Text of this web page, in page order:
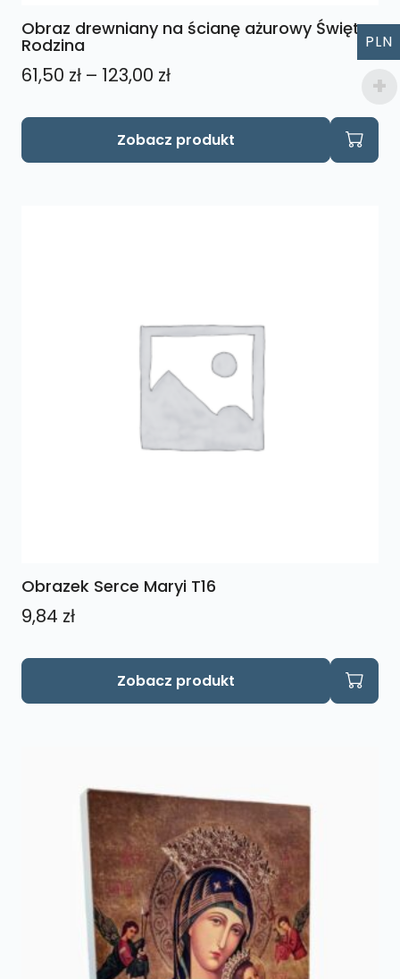
Obraz drewniany na ścianę ażurowy Święta
Rodzina
61,50 zł – 123,00 złZakres
61,50 zł
Zobacz produkt
Ten
Obrazek Serce Maryi T16
9,84 zł
Zobacz produkt
PLN